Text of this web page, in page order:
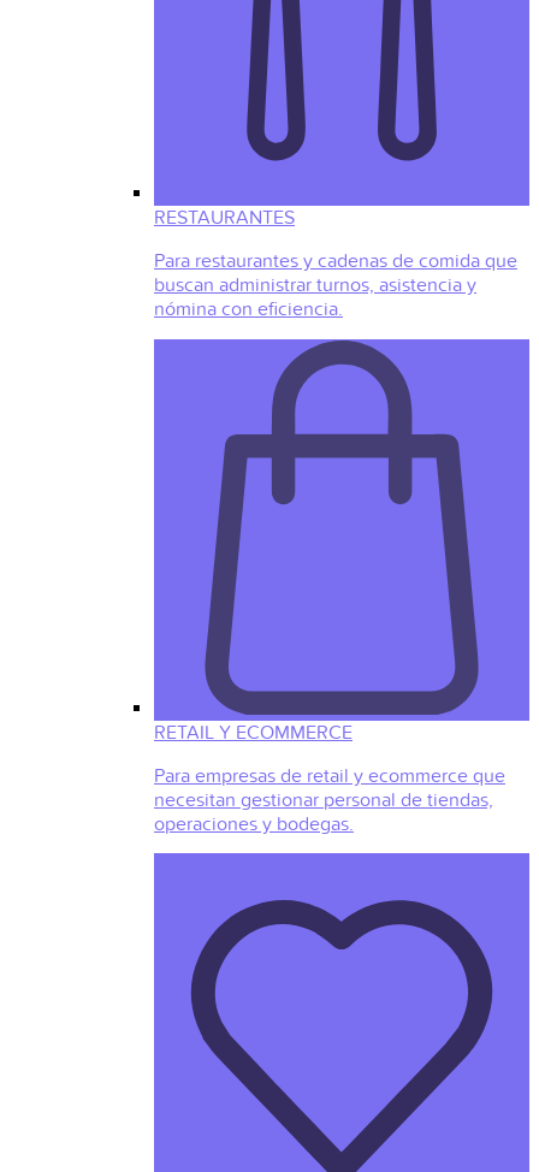
RESTAURANTES
Para restaurantes y cadenas de comida que
buscan administrar turnos, asistencia y
nómina con eficiencia.
RETAIL Y ECOMMERCE
Para empresas de retail y ecommerce que
necesitan gestionar personal de tiendas,
operaciones y bodegas.